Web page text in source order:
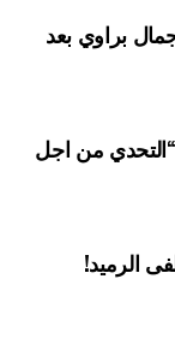
براوي بعد
من اجل
الرميد!